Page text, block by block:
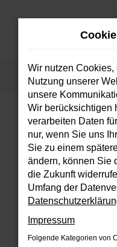
Zum
Startseite
FEHLER:
Beim Laden ist ein
Hier sind ein paar
Überprüfe
Laden andere
deine
Wir nutzen
Nutzung unserer
unsere
Wir berücksichtigen
verarbeiten Daten
nur, wenn Sie uns
Sie zu einem
ändern, können Sie
die Zukunft
Umfang der
Impressum
Folgende Kategorien von